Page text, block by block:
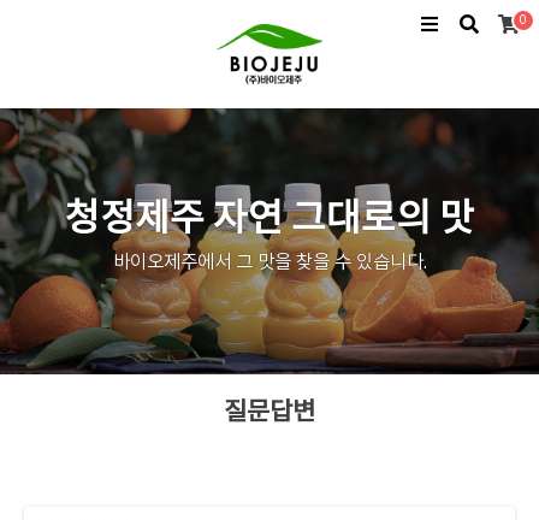
0
청정제주 자연 그대로의 맛
바이오제주에서 그 맛을 찾을 수 있습니다.
질문답변